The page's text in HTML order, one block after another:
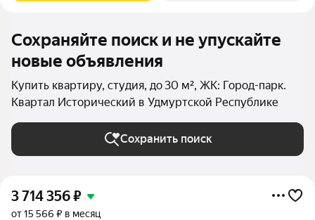
Сохраняйте поиск и не упускайте
новые объявления
Купить квартиру, студия, до 30 м², ЖК: Город-парк.
Квартал Исторический в Удмуртской Республике
Сохранить поиск
3 714 356₽
от 15 566 ₽ в месяц